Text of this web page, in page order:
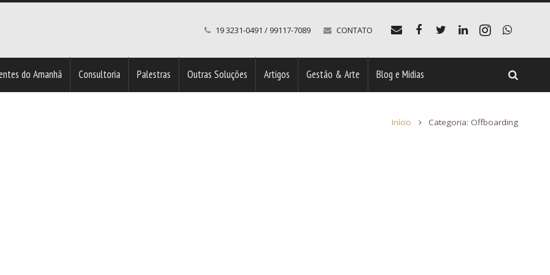
19 3231-0491 / 99117-7089 CONTATO
do Amanhã Consultoria Palestras Outras Soluções Artigos Gestão & Arte Blog e Mídias
Início Categoria: Offboarding